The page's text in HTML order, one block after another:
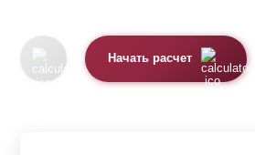
Начать расчет